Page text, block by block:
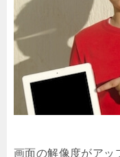
画面の解像度がアッ